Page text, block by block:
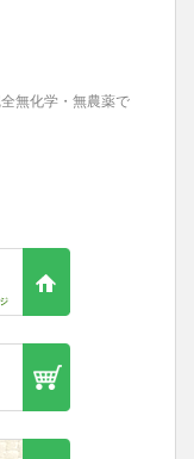
無化学・無農薬で